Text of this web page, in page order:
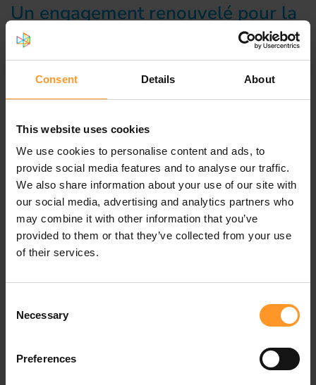
Consent Details About
This website uses cookies
We use cookies to personalise content and ads, to
provide social media features and to analyse our traffic.
We also share information about your use of our site with
our social media, advertising and analytics partners who
may combine it with other information that you’ve
provided to them or that they’ve collected from your use
of their services.
Selection
Necessary
Preferences
Un engagement renouvelé pour la
planète
En plus du workshop, des modules de sensibilisation sur
les thèmes : éco-citoyenneté, démarche éco-responsable,
enjeux environnementaux et best practices ont été
prépare le chemin vers des mesures effectives comme la
suppression définitive des ustensiles en plastique et le
recyclage.
Nettoyage de plage en compagnie
des collaborateurs
Nous avons célébré ce Green Month à l’intérieur de
l’organisation de la mission nettoyage des plages à
Hammamet. Grâce à cette action, nous avons réussi à
instaurer une culture environnementale et éco
promouvoir le tourisme national. L’action a été menée en
compagnie des jeunes scouts afin de sensibiliser les